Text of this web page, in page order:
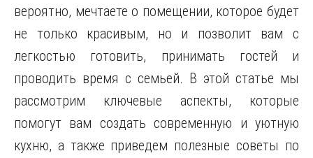
вероятно, мечтаете о помещении, которое будет
не только красивым, но и позволит вам с
легкостью готовить, принимать гостей и
проводить время с семьей. В этой статье мы
рассмотрим ключевые аспекты, которые
помогут вам создать современную и уютную
кухню, а также приведем полезные советы по